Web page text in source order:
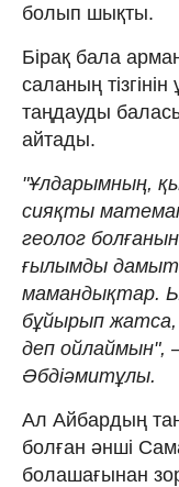
болып шықты.
Бірақ бала
саланың
таңдауды
айтады.
"Ұлдарымның,
сияқты
геолог
ғылымды
мамандықтар.
бұйырып жатса,
деп ойлаймын",
Әбдіәмитұлы.
Ал Айбардың
болған әнші
болашағынан зор